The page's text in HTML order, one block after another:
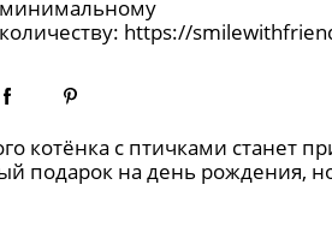
минимальному
количеству: https://
котёнка с птичками станет
подарок на день рождения,